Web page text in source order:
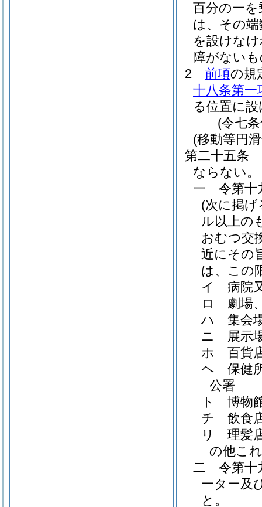
百分の一
は、その
を設けな
障がない
2
前項の規
十八条第一
る位置に
(令七
(移動等円
第二十五条
ならない。
一
令第十
(次に掲げ
ル以上の
おむつ交
近にその
は、この
イ
病院
ロ
劇場
ハ
集会
ニ
展示
ホ
百貨
ヘ
保健
公署
ト
博物
チ
飲食
リ
理髪
の他こ
二
令第十
ーター及
と。